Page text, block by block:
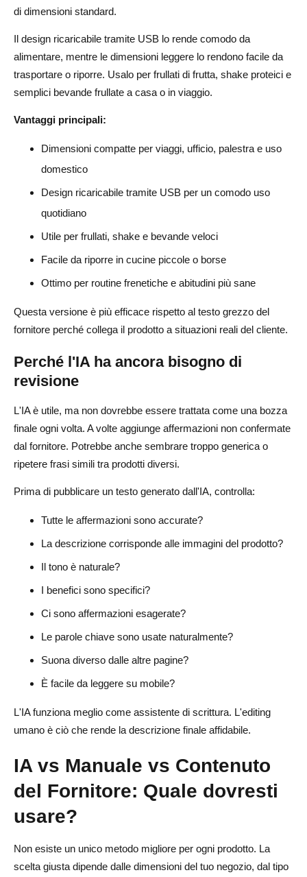
di dimensioni standard.
Il design ricaricabile tramite USB lo rende comodo da
alimentare, mentre le dimensioni leggere lo rendono facile da
trasportare o riporre. Usalo per frullati di frutta, shake proteici e
semplici bevande frullate a casa o in viaggio.
Vantaggi principali:
Dimensioni compatte per viaggi, ufficio, palestra e uso
domestico
Design ricaricabile tramite USB per un comodo uso
quotidiano
Utile per frullati, shake e bevande veloci
Facile da riporre in cucine piccole o borse
Ottimo per routine frenetiche e abitudini più sane
Questa versione è più efficace rispetto al testo grezzo del
fornitore perché collega il prodotto a situazioni reali del cliente.
Perché l'IA ha ancora bisogno di
revisione
L'IA è utile, ma non dovrebbe essere trattata come una bozza
finale ogni volta. A volte aggiunge affermazioni non confermate
dal fornitore. Potrebbe anche sembrare troppo generica o
ripetere frasi simili tra prodotti diversi.
Prima di pubblicare un testo generato dall'IA, controlla:
Tutte le affermazioni sono accurate?
La descrizione corrisponde alle immagini del prodotto?
Il tono è naturale?
I benefici sono specifici?
Ci sono affermazioni esagerate?
Le parole chiave sono usate naturalmente?
Suona diverso dalle altre pagine?
È facile da leggere su mobile?
L'IA funziona meglio come assistente di scrittura. L'editing
umano è ciò che rende la descrizione finale affidabile.
IA vs Manuale vs Contenuto
del Fornitore: Quale dovresti
usare?
Non esiste un unico metodo migliore per ogni prodotto. La
scelta giusta dipende dalle dimensioni del tuo negozio, dal tipo